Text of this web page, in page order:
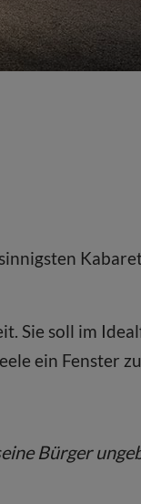
Sie soll im
ein Fenster
Bürger